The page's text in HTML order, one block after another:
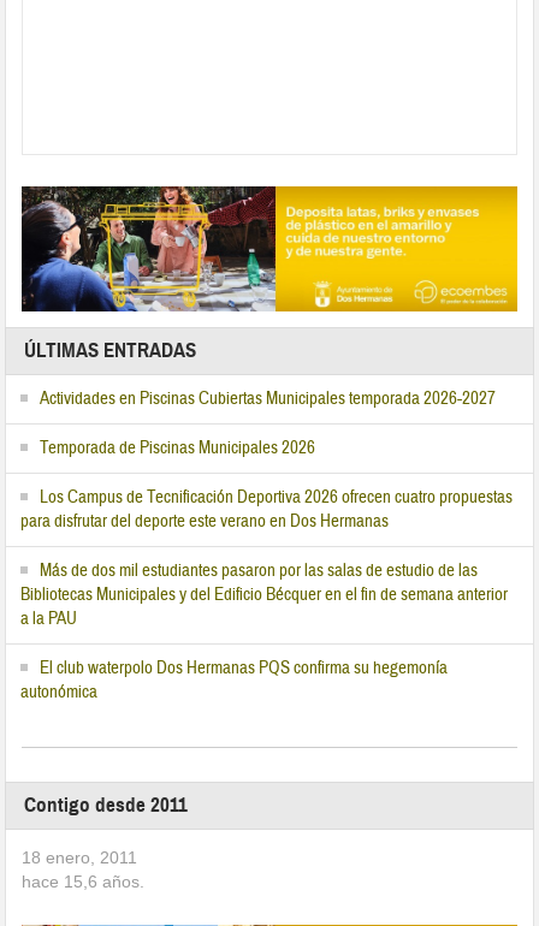
ÚLTIMAS ENTRADAS
Actividades en Piscinas Cubiertas Municipales temporada 2026-2027
Temporada de Piscinas Municipales 2026
Los Campus de Tecnificación Deportiva 2026 ofrecen cuatro propuestas
para disfrutar del deporte este verano en Dos Hermanas
Más de dos mil estudiantes pasaron por las salas de estudio de las
Bibliotecas Municipales y del Edificio Bécquer en el fin de semana anterior
a la PAU
El club waterpolo Dos Hermanas PQS confirma su hegemonía
autonómica
Contigo desde 2011
18 enero, 2011
hace 15,6 años.